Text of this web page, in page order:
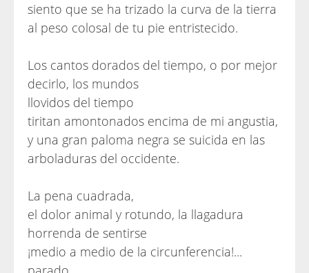
siento que se ha trizado la curva de la tierra
al peso colosal de tu pie entristecido.
Los cantos dorados del tiempo, o por mejor
decirlo, los mundos
llovidos del tiempo
tiritan amontonados encima de mi angustia,
y una gran paloma negra se suicida en las
arboladuras del occidente.
La pena cuadrada,
el dolor animal y rotundo, la llagadura
horrenda de sentirse
¡medio a medio de la circunferencia!...